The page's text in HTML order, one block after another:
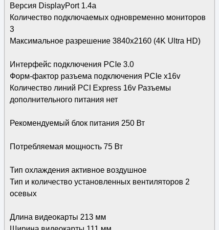
Версия DisplayPort 1.4a
Количество подключаемых одновременно мониторов
3
Максимальное разрешение 3840x2160 (4K Ultra HD)
Интерфейс подключения PCIe 3.0
Форм-фактор разъема подключения PCIe x16v
Количество линий PCI Express 16v Разъемы
дополнительного питания нет
Рекомендуемый блок питания 250 Вт
Потребляемая мощность 75 Вт
Тип охлаждения активное воздушное
Тип и количество установленных вентиляторов 2
осевых
Длина видеокарты 213 мм